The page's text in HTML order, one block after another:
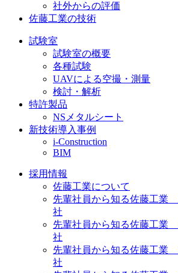
社外からの評価
佐藤工業の技術
試験室
試験室の概要
各種試験
UAVによる空撮・測量
検討・解析
特許製品
NSメタルシート
新技術導入事例
i-Construction
BIM
採用情報
佐藤工業について
先輩社員から知る佐藤工
社
先輩社員から知る佐藤工
社
先輩社員から知る佐藤工
社